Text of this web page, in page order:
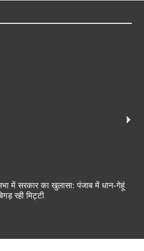
में सरकार का खुलासा: पंजाब में धान-गेहूं
रही मिट्टी